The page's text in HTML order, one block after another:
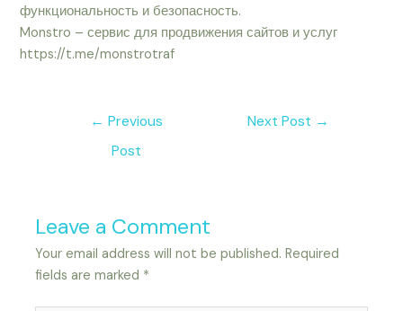
функциональность и безопасность.
Monstro – сервис для продвижения сайтов и услуг
https://t.me/monstrotraf
← Previous
Post
Next Post →
Leave a Comment
Your email address will not be published. Required
fields are marked *